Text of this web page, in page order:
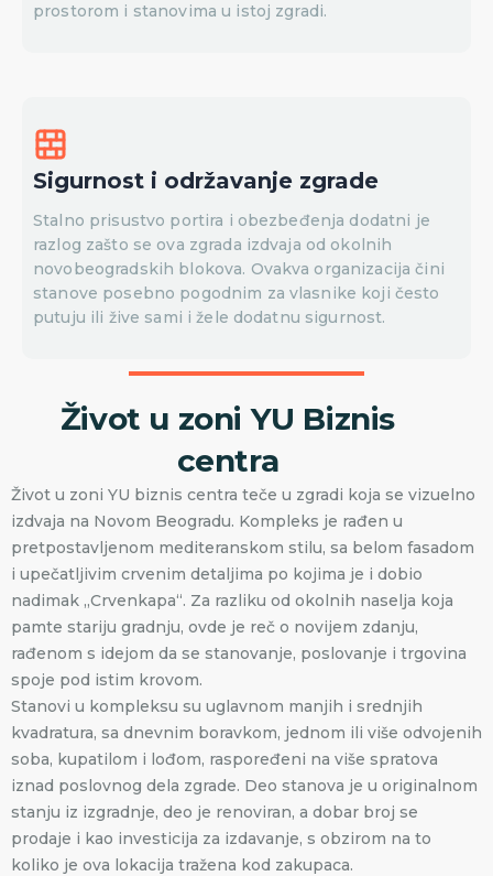
prostorom i stanovima u istoj zgradi.
Sigurnost i održavanje zgrade
Stalno prisustvo portira i obezbeđenja dodatni je
razlog zašto se ova zgrada izdvaja od okolnih
novobeogradskih blokova. Ovakva organizacija čini
stanove posebno pogodnim za vlasnike koji često
putuju ili žive sami i žele dodatnu sigurnost.
Život u zoni YU Biznis
centra
Život u zoni YU biznis centra teče u zgradi koja se vizuelno
izdvaja na Novom Beogradu. Kompleks je rađen u
pretpostavljenom mediteranskom stilu, sa belom fasadom
i upečatljivim crvenim detaljima po kojima je i dobio
nadimak „Crvenkapa“. Za razliku od okolnih naselja koja
pamte stariju gradnju, ovde je reč o novijem zdanju,
rađenom s idejom da se stanovanje, poslovanje i trgovina
spoje pod istim krovom.
Stanovi u kompleksu su uglavnom manjih i srednjih
kvadratura, sa dnevnim boravkom, jednom ili više odvojenih
soba, kupatilom i lođom, raspoređeni na više spratova
iznad poslovnog dela zgrade. Deo stanova je u originalnom
stanju iz izgradnje, deo je renoviran, a dobar broj se
prodaje i kao investicija za izdavanje, s obzirom na to
koliko je ova lokacija tražena kod zakupaca.